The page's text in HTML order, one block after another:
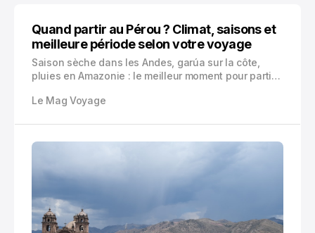
Quand partir au Pérou ? Climat, saisons et
meilleure période selon votre voyage
Saison sèche dans les Andes, garúa sur la côte,
pluies en Amazonie : le meilleur moment pour partir
mois à privilégier, à éviter et les bons compromis.
Le Mag Voyage